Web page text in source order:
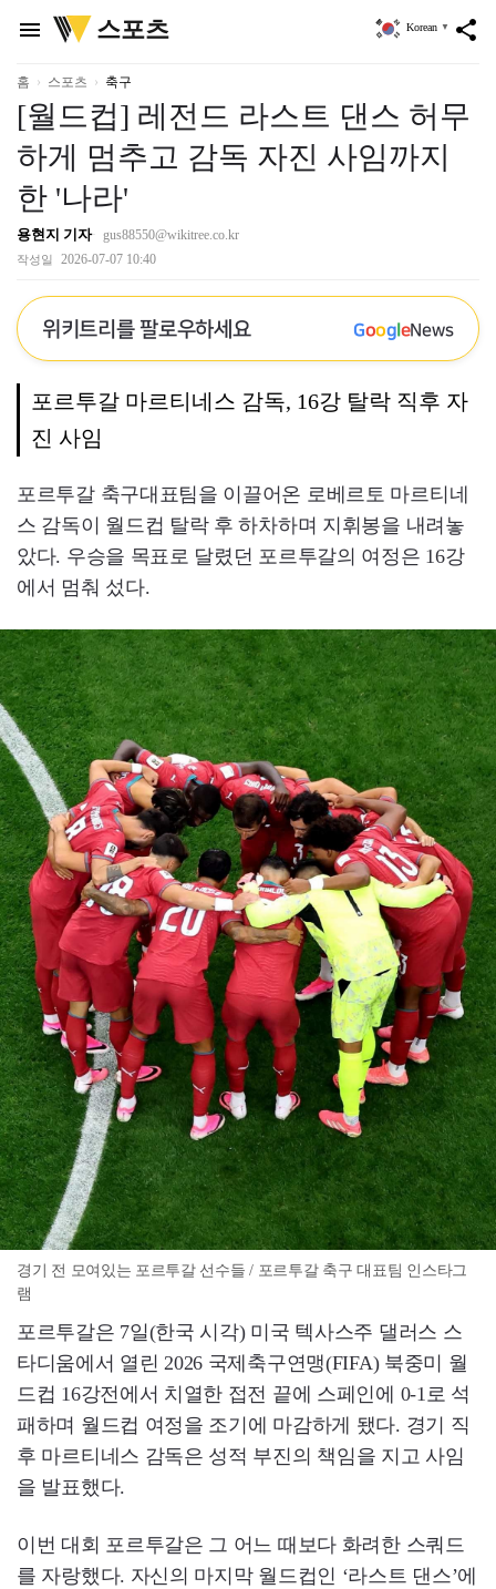
menu
위
키
리
스포츠 share
Korean ▼
홈 스포츠 축구
[월드컵] 레전드 라스트 댄스 허무
하게 멈추고 감독 자진 사임까지
한 '나라'
용현지 기자 gus88550@wikitree.co.kr
작성일 2026-07-07 10:40
위키트리를 팔로우하세요 GoogleNews
포르투갈 마르티네스 감독, 16강 탈락 직후 자
진 사임
포르투갈 축구대표팀을 이끌어온 로베르토 마르티네
스 감독이 월드컵 탈락 후 하차하며 지휘봉을 내려놓
았다. 우승을 목표로 달렸던 포르투갈의 여정은 16강
에서 멈춰 섰다.
경기 전 모여있는 포르투갈 선수들 / 포르투갈 축구 대표팀 인스타그
램
포르투갈은 7일(한국 시각) 미국 텍사스주 댈러스 스
타디움에서 열린 2026 국제축구연맹(FIFA) 북중미 월
드컵 16강전에서 치열한 접전 끝에 스페인에 0-1로 석
패하며 월드컵 여정을 조기에 마감하게 됐다. 경기 직
후 마르티네스 감독은 성적 부진의 책임을 지고 사임
을 발표했다.
이번 대회 포르투갈은 그 어느 때보다 화려한 스쿼드
를 자랑했다. 자신의 마지막 월드컵인 ‘라스트 댄스’에